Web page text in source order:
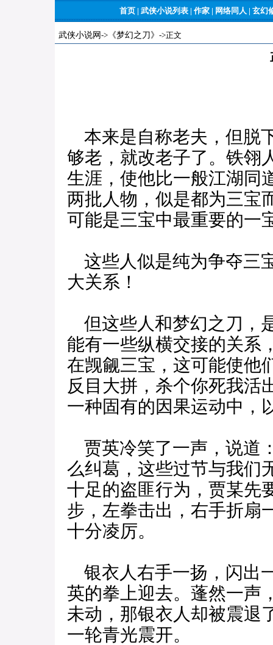
首页 | 武侠小说列表 | 作家 | 网络同人 | 玄幻
武侠小说网 -> 《梦幻之刀》 ->正文
本来是自称老夫，但脱
够老，就改老子了。铁翎
生涯，使他比一般江湖同
两批人物，似是都为三宝
可能是三宝中最重要的一
这些人似是纯为争夺三
大关系！
但这些人和梦幻之刀，
能有一些纵横交接的关系
在觊觎三宝，这可能使他
反目大拼，杀个你死我活
一种固有的因果运动中，
贾英冷笑了一声，说道
么纠葛，这些过节与我们
十足的盗匪行为，贾某先
步，左拳击出，右手折扇
十分凌厉。
银衣人右手一扬，闪出
英的拳上迎去。蓬然一声
未动，那银衣人却被震退
一轮青光震开。